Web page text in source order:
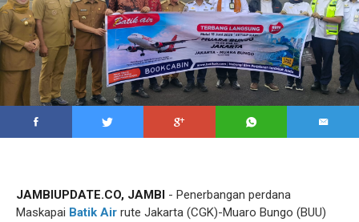
JAMBIUPDATE.CO, JAMBI - Penerbangan perdana
Maskapai Batik Air rute Jakarta (CGK)-Muaro Bungo (BUU)